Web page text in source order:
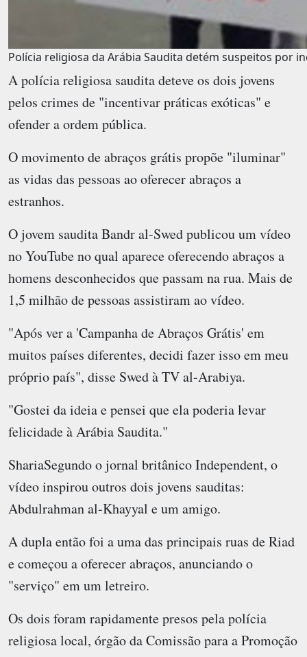
Polícia religiosa da Arábia Saudita detém suspeitos por
A polícia religiosa saudita deteve os dois jovens
pelos crimes de "incentivar práticas exóticas" e
ofender a ordem pública.
O movimento de abraços grátis propõe "iluminar"
as vidas das pessoas ao oferecer abraços a
estranhos.
O jovem saudita Bandr al-Swed publicou um vídeo
no YouTube no qual aparece oferecendo abraços a
homens desconhecidos que passam na rua. Mais de
1,5 milhão de pessoas assistiram ao vídeo.
"Após ver a 'Campanha de Abraços Grátis' em
muitos países diferentes, decidi fazer isso em meu
próprio país", disse Swed à TV al-Arabiya.
"Gostei da ideia e pensei que ela poderia levar
felicidade à Arábia Saudita."
ShariaSegundo o jornal britânico Independent, o
vídeo inspirou outros dois jovens sauditas:
Abdulrahman al-Khayyal e um amigo.
A dupla então foi a uma das principais ruas de Riad
e começou a oferecer abraços, anunciando o
"serviço" em um letreiro.
Os dois foram rapidamente presos pela polícia
religiosa local, órgão da Comissão para a Promoção